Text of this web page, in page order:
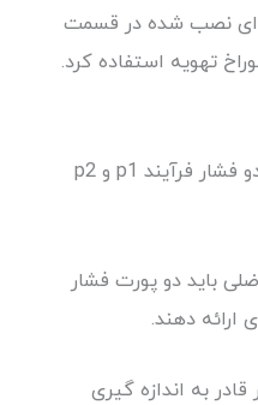
ای نصب شده در قسمت
تهویه استفاده کرد.
فشار تفاضلی تفاوت بین هر دو فشار فرآیند p1 و p2
باید دو پورت فشار
ارائه دهند.
به اندازه گیری